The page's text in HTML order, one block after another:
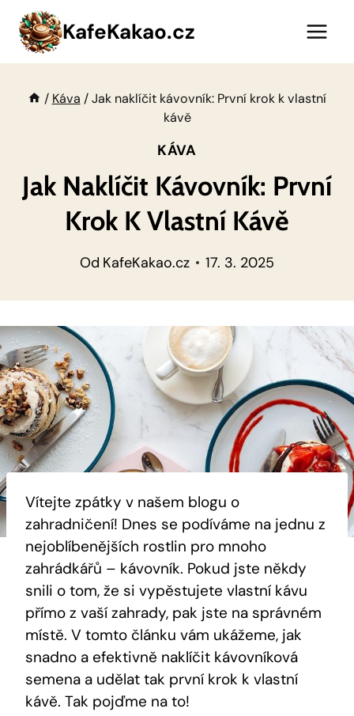
Přeskočit
obsah
KafeKakao.cz
/ Káva / Jak naklíčit kávovník: První krok k vlastní
kávě
KÁVA
Jak Naklíčit Kávovník: První
Krok K Vlastní Kávě
Od KafeKakao.cz 17. 3. 2025
Vítejte zpátky v našem blogu o
zahradničení! Dnes se podíváme na jednu z
nejoblíbenějších rostlin pro mnoho
zahrádkářů – kávovník. Pokud jste někdy
snili o tom, že si vypěstujete vlastní kávu
přímo z vaší zahrady, pak jste na správném
místě. V tomto článku vám ukážeme, jak
snadno a efektivně naklíčit kávovníková
semena a udělat tak první krok k vlastní
kávě. Tak pojďme na to!